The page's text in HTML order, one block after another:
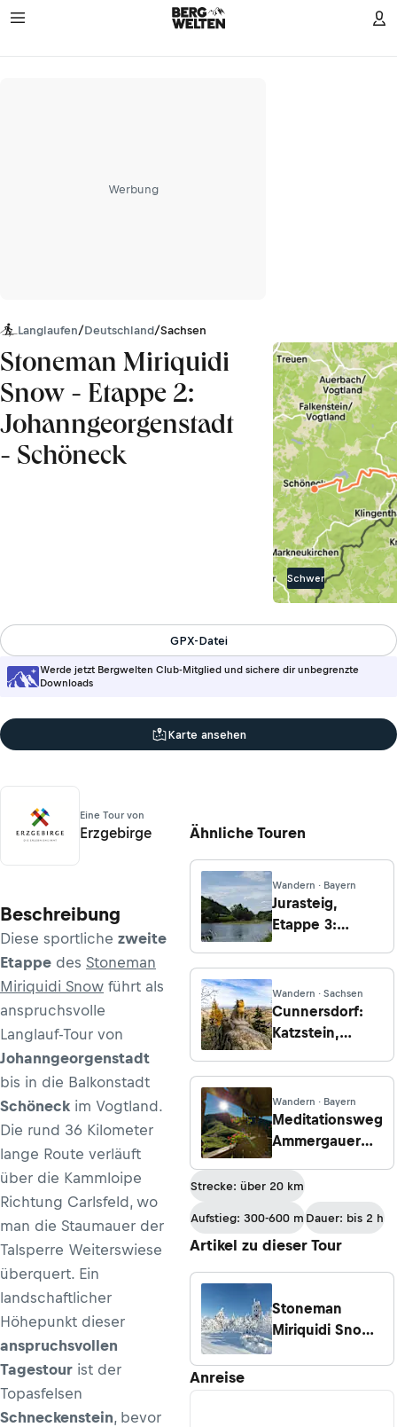
Werbung
Langlaufen/Deutschland/Sachsen
Stoneman Miriquidi
Snow - Etappe 2:
Johanngeorgenstadt
- Schöneck
Schwer
Werde jetzt Bergwelten Club-Mitglied und sichere dir unbegrenzte
Downloads
GPX-Datei
Karte ansehen
Eine Tour von
Erzgebirge
Beschreibung
Diese sportliche zweite
Etappe des Stoneman
Miriquidi Snow führt als
anspruchsvolle
Langlauf-Tour von
Johanngeorgenstadt
bis in die Balkonstadt
Schöneck im Vogtland.
Die rund 36 Kilometer
lange Route verläuft
über die Kammloipe
Richtung Carlsfeld, wo
man die Staumauer der
Talsperre Weiterswiese
überquert. Ein
landschaftlicher
Höhepunkt dieser
anspruchsvollen
Tagestour ist der
Topasfelsen
Schneckenstein, bevor
Ähnliche Touren
Wandern · Bayern
Jurasteig,
Etappe 3:
Pielenhofen
Wandern · Sachsen
Cunnersdorf:
Katzstein,
Spitzer Stein
Wandern · Bayern
Meditationsweg
Ammergauer
3: Übers Hörnle
nach
Oberammergau
Strecke: über 20 km
Aufstieg: 300-600 m Dauer: bis 2 h
Artikel zu dieser Tour
Stoneman
Miriquidi Snow -
Erzgebirge
Anreise